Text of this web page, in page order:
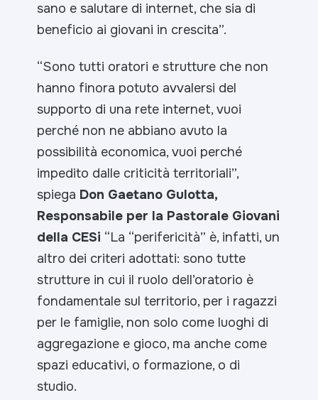
sano e salutare di internet, che sia di
beneficio ai giovani in crescita”.
“Sono tutti oratori e strutture che non
hanno finora potuto avvalersi del
supporto di una rete internet, vuoi
perché non ne abbiano avuto la
possibilità economica, vuoi perché
impedito dalle criticità territoriali”,
spiega Don Gaetano Gulotta,
Responsabile per la Pastorale Giovani
della CESi “La “perifericità” è, infatti, un
altro dei criteri adottati: sono tutte
strutture in cui il ruolo dell’oratorio è
fondamentale sul territorio, per i ragazzi
per le famiglie, non solo come luoghi di
aggregazione e gioco, ma anche come
spazi educativi, o formazione, o di
studio.